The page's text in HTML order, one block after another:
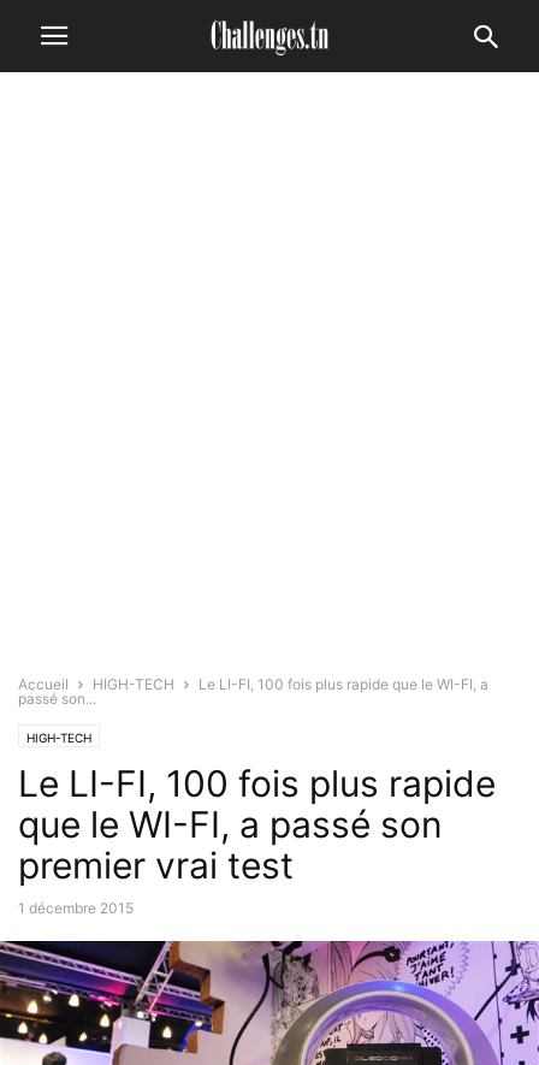
Accueil HIGH-TECH
Le LI-FI, 100 fois plus rapide que le WI-FI, a
passé son...
HIGH-TECH
Le LI-FI, 100 fois plus rapide
que le WI-FI, a passé son
premier vrai test
1 décembre 2015